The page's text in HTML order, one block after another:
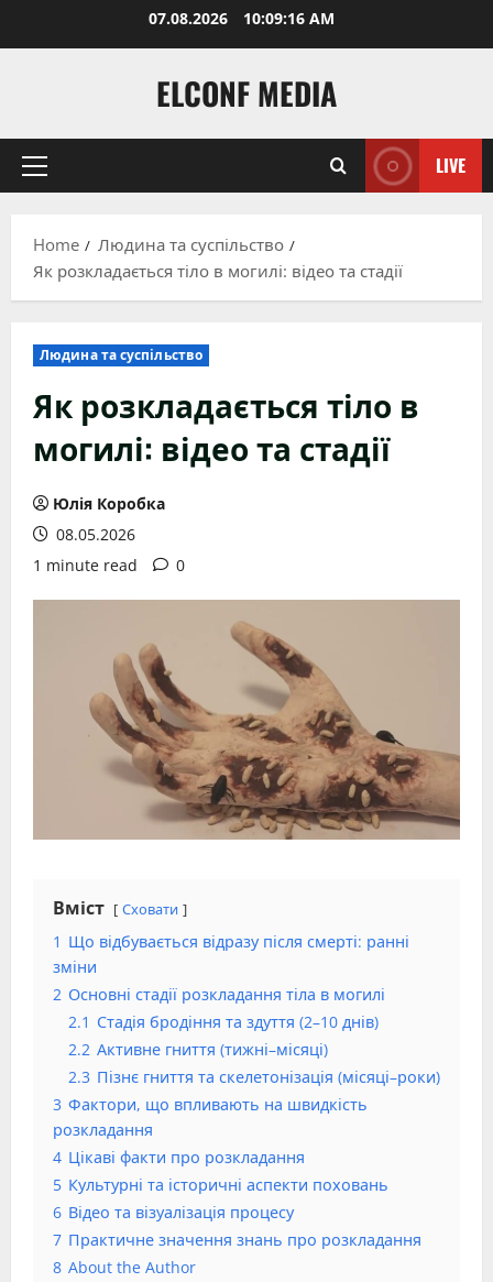
07.08.2026 10:09:18 AM
ELCONF MEDIA
Primary
LIVE
Home
Людина та суспільство
Як розкладається тіло в могилі: відео та стадії
Людина та суспільство
Як розкладається тіло в
могилі: відео та стадії
Юлія Коробка
08.05.2026
1 minute read
0
Вміст Сховати
1 Що відбувається відразу після смерті: ранні
зміни
2 Основні стадії розкладання тіла в могилі
2.1 Стадія бродіння та здуття (2–10 днів)
2.2 Активне гниття (тижні–місяці)
2.3 Пізнє гниття та скелетонізація (місяці–роки)
3 Фактори, що впливають на швидкість
розкладання
4 Цікаві факти про розкладання
5 Культурні та історичні аспекти поховань
6 Відео та візуалізація процесу
7 Практичне значення знань про розкладання
8 About the Author